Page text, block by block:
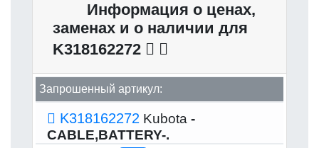
Информация о ценах,
заменах и о наличии для
K318162272
Запрошенный артикул:
K318162272 Kubota -
CABLE,BATTERY-.